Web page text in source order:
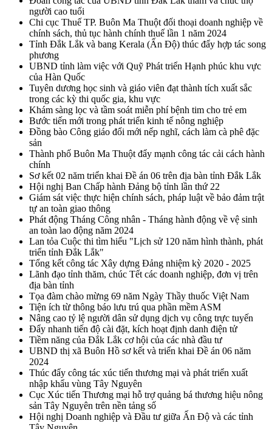
người cao tuổi
Chi cục Thuế TP. Buôn Ma Thuột đối thoại doanh nghiệp về
chính sách, thủ tục hành chính thuế lần 1 năm 2024
Tỉnh Đắk Lắk và bang Kerala (Ấn Độ) thúc đẩy hợp tác song
phương
UBND tỉnh làm việc với Quỹ Phát triển Hạnh phúc khu vực
của Hàn Quốc
Tuyên dương học sinh và giáo viên đạt thành tích xuất sắc
trong các kỳ thi quốc gia, khu vực
Khám sàng lọc và tầm soát miễn phí bệnh tim cho trẻ em
Bước tiến mới trong phát triển kinh tế nông nghiệp
Đồng bào Công giáo đổi mới nếp nghĩ, cách làm cà phê đặc
sản
Thành phố Buôn Ma Thuột đẩy mạnh công tác cải cách hành
chính
Sơ kết 02 năm triển khai Đề án 06 trên địa bàn tỉnh Đắk Lắk
Hội nghị Ban Chấp hành Đảng bộ tỉnh lần thứ 22
Giám sát việc thực hiện chính sách, pháp luật về bảo đảm trật
tự an toàn giao thông
Phát động Tháng Công nhân - Tháng hành động về vệ sinh
an toàn lao động năm 2024
Lan tỏa Cuộc thi tìm hiểu "Lịch sử 120 năm hình thành, phát
triển tỉnh Đắk Lắk"
Tổng kết công tác Xây dựng Đảng nhiệm kỳ 2020 - 2025
Lãnh đạo tỉnh thăm, chúc Tết các doanh nghiệp, đơn vị trên
địa bàn tỉnh
Tọa đàm chào mừng 69 năm Ngày Thầy thuốc Việt Nam
Tiện ích từ thông báo lưu trú qua phần mềm ASM
Nâng cao tỷ lệ người dân sử dụng dịch vụ công trực tuyến
Đẩy nhanh tiến độ cài đặt, kích hoạt định danh điện tử
Tiềm năng của Đắk Lắk cơ hội của các nhà đầu tư
UBND thị xã Buôn Hồ sơ kết và triển khai Đề án 06 năm
2024
Thúc đẩy công tác xúc tiến thương mại và phát triển xuất
nhập khẩu vùng Tây Nguyên
Cục Xúc tiến Thương mại hỗ trợ quảng bá thương hiệu nông
sản Tây Nguyên trên nền tảng số
Hội nghị Doanh nghiệp và Đầu tư giữa Ấn Độ và các tỉnh